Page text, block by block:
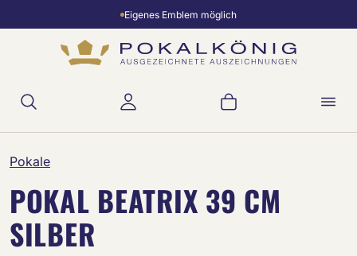
Zum Hauptinhalt springenEigenes Emblem möglich
Warenkorb
Pokale
POKAL BEATRIX 39 CM
SILBER